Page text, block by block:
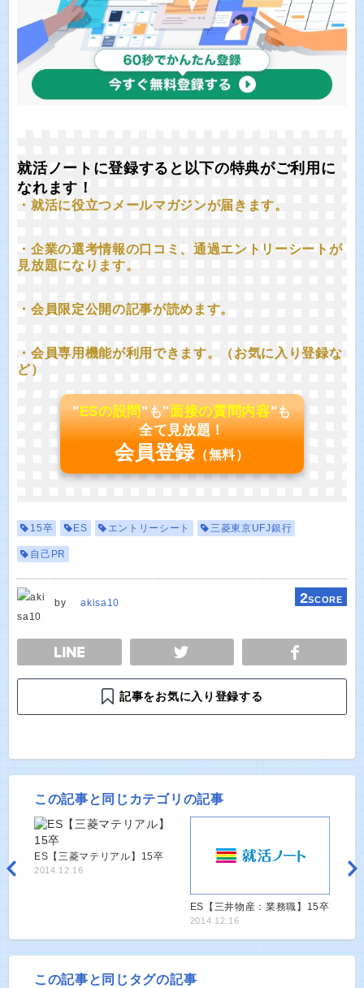
就活ノートに登録すると以下の特典がご利用に
なれます！
・就活に役立つメールマガジンが届きます。
・企業の選考情報の口コミ、通過エントリーシートが
見放題になります。
・会員限定公開の記事が読めます。
・会員専用機能が利用できます。（お気に入り登録な
ど）
"ESの設問"も"面接の質問内容"も
全て見放題！
会員登録 （無料）
15卒 ES エントリーシート 三菱東京UFJ銀行
自己PR
by akisa10 2SCORE
TWEET
記事をお気に入り登録する
この記事と同じカテゴリの記事
ES【三菱マテリアル】15卒
2014.12.16
ES【三井物産：業務職】15卒
2014.12.16
この記事と同じタグの記事